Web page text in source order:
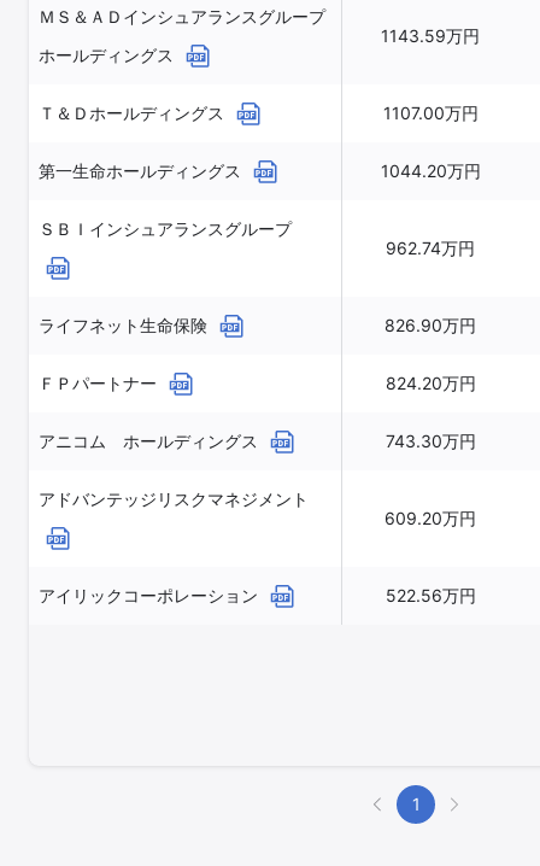
ＭＳ＆ＡＤインシュアランスグループ
ホールディングス
1143.59万円
Ｔ＆Ｄホールディングス 1107.00万円
第一生命ホールディングス 1044.20万円
ＳＢＩインシュアランスグループ
962.74万円
ライフネット生命保険 826.90万円
ＦＰパートナー 824.20万円
アニコム ホールディングス 743.30万円
アドバンテッジリスクマネジメント
609.20万円
アイリックコーポレーション 522.56万円
1